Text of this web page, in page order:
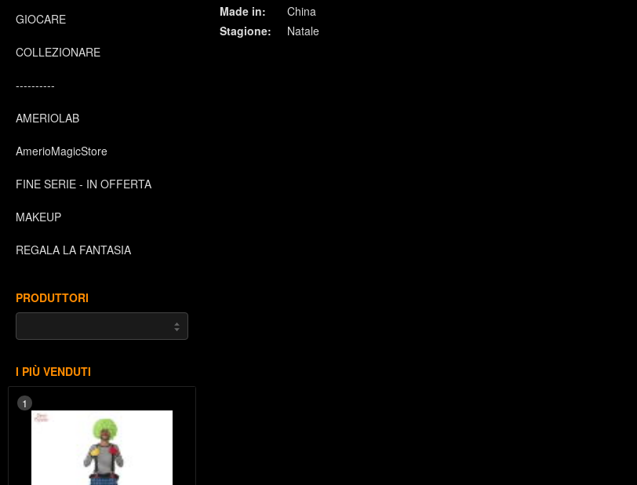
GIOCARE
COLLEZIONARE
----------
AMERIOLAB
AmerioMagicStore
FINE SERIE - IN OFFERTA
MAKEUP
REGALA LA FANTASIA
PRODUTTORI
I PIÙ VENDUTI
1
Made in:
China
Stagione:
Natale